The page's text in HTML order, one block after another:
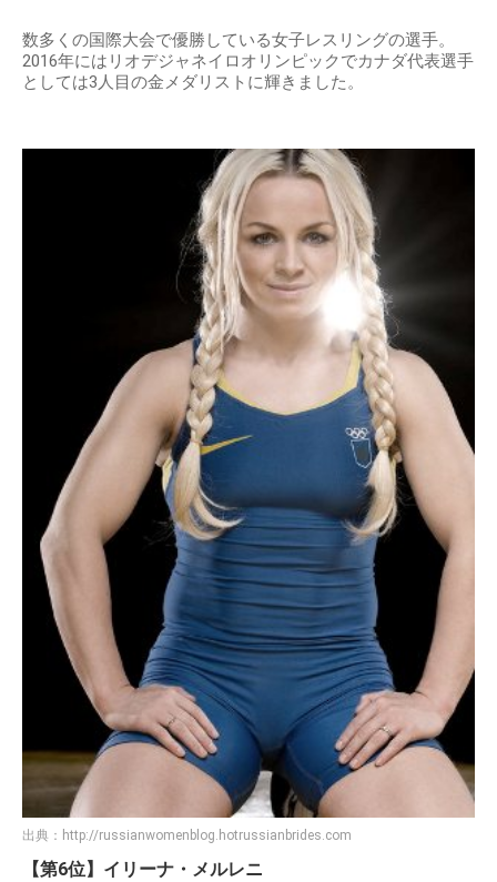
数多くの国際大会で優勝している女子レスリングの選手。
2016年にはリオデジャネイロオリンピックでカナダ代表選手
としては3人目の金メダリストに輝きました。
出典： http://russianwomenblog.hotrussianbrides.com
【第6位】イリーナ・メルレニ